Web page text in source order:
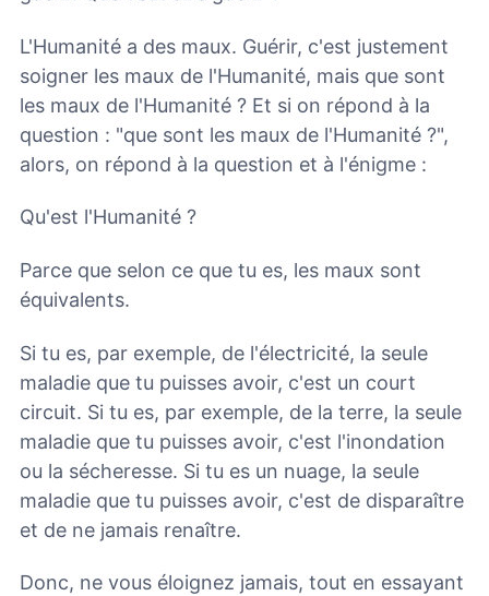
L'Humanité a des maux. Guérir, c'est justement
soigner les maux de l'Humanité, mais que sont
les maux de l'Humanité ? Et si on répond à la
question : "que sont les maux de l'Humanité ?",
alors, on répond à la question et à l'énigme :
Qu'est l'Humanité ?
Parce que selon ce que tu es, les maux sont
équivalents.
Si tu es, par exemple, de l'électricité, la seule
maladie que tu puisses avoir, c'est un court
circuit. Si tu es, par exemple, de la terre, la seule
maladie que tu puisses avoir, c'est l'inondation
ou la sécheresse. Si tu es un nuage, la seule
maladie que tu puisses avoir, c'est de disparaître
et de ne jamais renaître.
Donc, ne vous éloignez jamais, tout en essayant